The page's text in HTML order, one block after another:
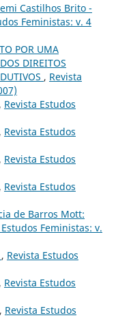
Castilhos Brito -
Feministas: v. 4
POR UMA
DIREITOS
, Revista
, Revista Estudos
, Revista Estudos
, Revista Estudos
, Revista Estudos
de Barros Mott:
Feministas: v.
, Revista Estudos
, Revista Estudos
, Revista Estudos